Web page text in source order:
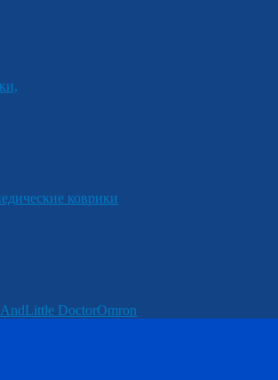
коврики
AndLittle DoctorOmron